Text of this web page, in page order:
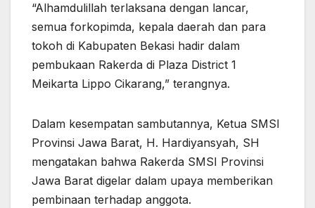
“Alhamdulillah terlaksana dengan lancar,
semua forkopimda, kepala daerah dan para
tokoh di Kabupaten Bekasi hadir dalam
pembukaan Rakerda di Plaza District 1
Meikarta Lippo Cikarang,” terangnya.
Dalam kesempatan sambutannya, Ketua SMSI
Provinsi Jawa Barat, H. Hardiyansyah, SH
mengatakan bahwa Rakerda SMSI Provinsi
Jawa Barat digelar dalam upaya memberikan
pembinaan terhadap anggota.